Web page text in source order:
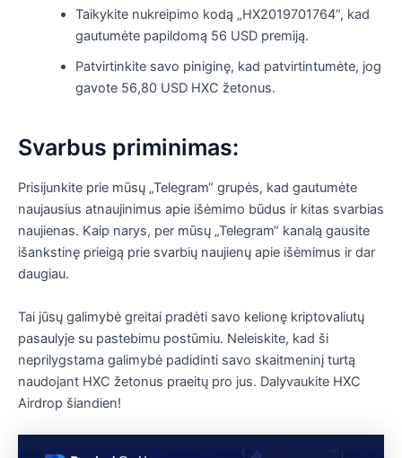
Taikykite nukreipimo kodą „HX2019701764“, kad
gautumėte papildomą 56 USD premiją.
Patvirtinkite savo piniginę, kad patvirtintumėte, jog
gavote 56,80 USD HXC žetonus.
Svarbus priminimas:
Prisijunkite prie mūsų „Telegram“ grupės, kad gautumėte
naujausius atnaujinimus apie išėmimo būdus ir kitas svarbias
naujienas. Kaip narys, per mūsų „Telegram“ kanalą gausite
išankstinę prieigą prie svarbių naujienų apie išėmimus ir dar
daugiau.
Tai jūsų galimybė greitai pradėti savo kelionę kriptovaliutų
pasaulyje su pastebimu postūmiu. Neleiskite, kad ši
neprilygstama galimybė padidinti savo skaitmeninį turtą
naudojant HXC žetonus praeitų pro jus. Dalyvaukite HXC
Airdrop šiandien!